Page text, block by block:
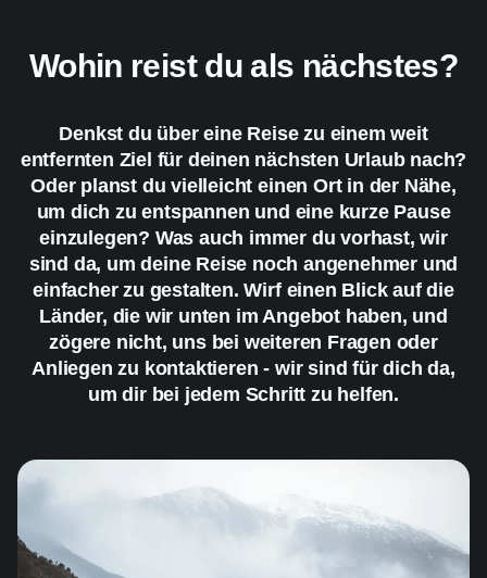
Wohin reist du als nächstes?
Denkst du über eine Reise zu einem weit
entfernten Ziel für deinen nächsten Urlaub nach?
Oder planst du vielleicht einen Ort in der Nähe,
um dich zu entspannen und eine kurze Pause
einzulegen? Was auch immer du vorhast, wir
sind da, um deine Reise noch angenehmer und
einfacher zu gestalten. Wirf einen Blick auf die
Länder, die wir unten im Angebot haben, und
zögere nicht, uns bei weiteren Fragen oder
Anliegen zu kontaktieren - wir sind für dich da,
um dir bei jedem Schritt zu helfen.